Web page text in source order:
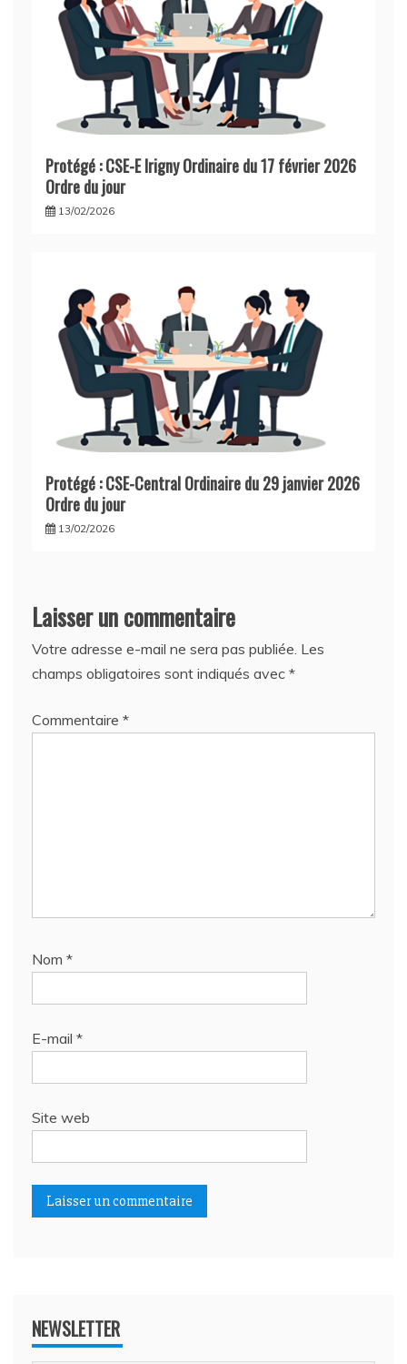
Protégé : CSE-E Irigny Ordinaire du 17 février 2026
Ordre du jour
13/02/2026
Protégé : CSE-Central Ordinaire du 29 janvier 2026
Ordre du jour
13/02/2026
Laisser un commentaire
Votre adresse e-mail ne sera pas publiée. Les
champs obligatoires sont indiqués avec *
Commentaire *
Nom *
E-mail *
Site web
NEWSLETTER